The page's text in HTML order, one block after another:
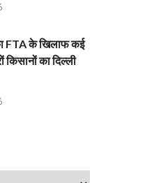
FTA के खिलाफ कई
किसानों का दिल्ली